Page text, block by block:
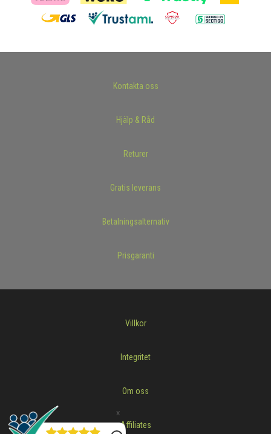
Kontakta oss
Hjälp & Råd
Returer
Gratis leverans
Betalningsalternativ
Prisgaranti
Villkor
Integritet
Om oss
Affiliates